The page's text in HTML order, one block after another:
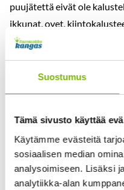
Suostumus
Tämä sivusto käyttää
Käytämme evästeitä
sosiaalisen median
analysoimiseen. Lisäksi
analytiikka-alan
puujätettä eivät ole
ikkunat, ovet,
Lajiteltu kuorma
Henkilöautokuorma